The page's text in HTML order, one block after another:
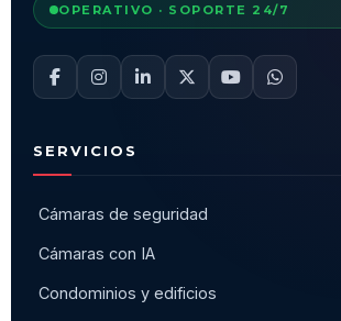
OPERATIVO · SOPORTE 24/7
SERVICIOS
Cámaras de seguridad
Cámaras con IA
Condominios y edificios